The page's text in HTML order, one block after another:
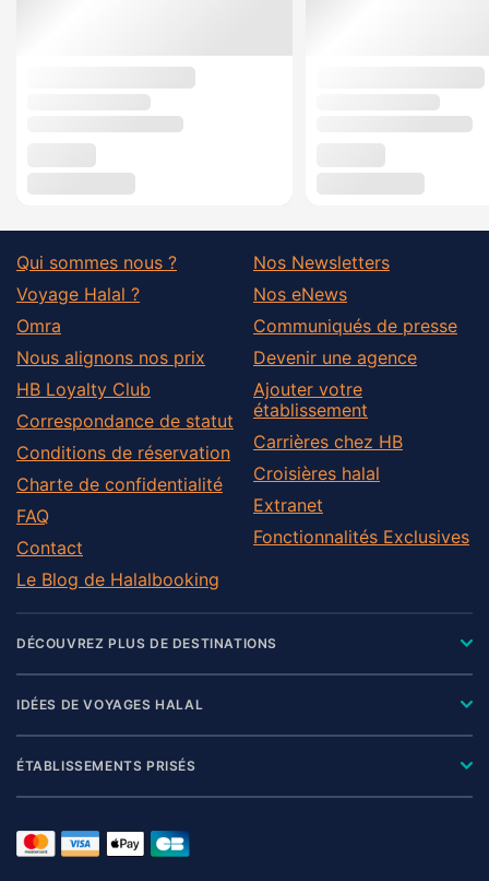
Qui sommes nous ?
Voyage Halal ?
Omra
Nous alignons nos prix
HB Loyalty Club
Correspondance de statut
Conditions de réservation
Charte de confidentialité
FAQ
Contact
Le Blog de Halalbooking
Nos Newsletters
Nos eNews
Communiqués de presse
Devenir une agence
Ajouter votre
établissement
Carrières chez HB
Croisières halal
Extranet
Fonctionnalités Exclusives
DÉCOUVREZ PLUS DE DESTINATIONS
IDÉES DE VOYAGES HALAL
ÉTABLISSEMENTS PRISÉS